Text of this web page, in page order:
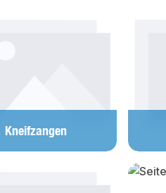
Kneifzangen